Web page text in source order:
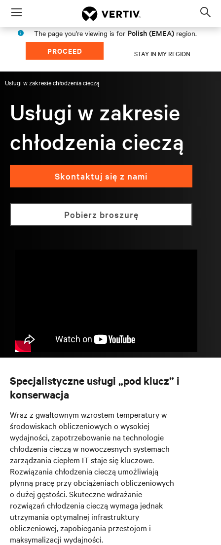
Menu
The page you're viewing is for Polish (EMEA) region.
PROCEED STAY IN MY REGION
Usługi w zakresie chłodzenia cieczą
Usługi w zakresie
chłodzenia cieczą
Skontaktuj się z nami
Pobierz broszurę
Specjalistyczne usługi „pod klucz” i
konserwacja
Wraz z gwałtownym wzrostem temperatury w
środowiskach obliczeniowych o wysokiej
wydajności, zapotrzebowanie na technologie
chłodzenia cieczą w nowoczesnych systemach
zarządzania ciepłem IT staje się kluczowe.
Rozwiązania chłodzenia cieczą umożliwiają
płynną pracę przy obciążeniach obliczeniowych
o dużej gęstości. Skuteczne wdrażanie
rozwiązań chłodzenia cieczą wymaga jednak
utrzymania optymalnej infrastruktury
obliczeniowej, zapobiegania przestojom i
maksymalizacji wydajności.